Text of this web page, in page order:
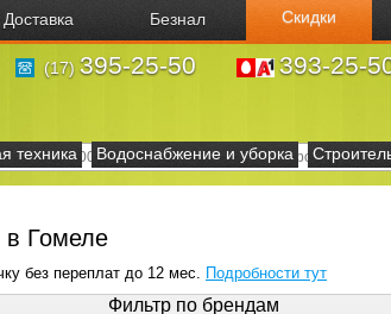
Доставка Безнал Скидки
(17) 395-25-50 393-25-
техника Водоснабжение и уборка
в Гомеле
без переплат до 12 мес. Подробности тут
Фильтр по брендам